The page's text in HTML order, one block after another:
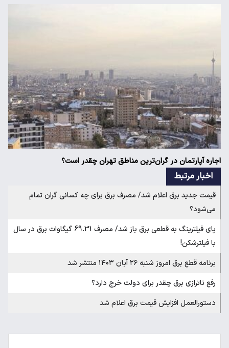
اجاره آپارتمان در گران‌ترین مناطق تهران چقدر است؟
اخبار مرتبط
قیمت جدید برق اعلام شد/ مصرف برق برای چه کسانی گران تمام
می‌شود؟
پای فیلترینگ به قطعی برق باز شد/ مصرف 69.31 گیگاوات برق در سال
با فیلترشکن!
برنامه قطع برق امروز شنبه ۲۶ آبان ۱۴۰۳ منتشر شد
رفع ناترازی برق چقدر برای دولت خرج دارد؟
دستورالعمل افزایش قیمت برق اعلام شد